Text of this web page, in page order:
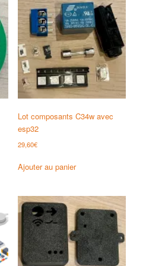
Lot composants C34w avec
esp32
29,60€
Ajouter au panier